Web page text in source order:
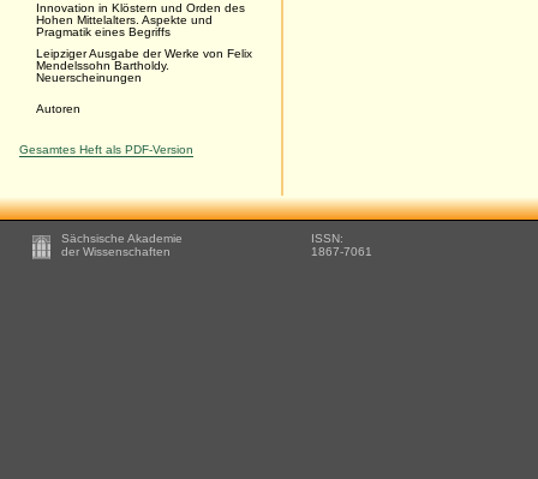
Innovation in Klöstern und Orden des
Hohen Mittelalters. Aspekte und
Pragmatik eines Begriffs
Leipziger Ausgabe der Werke von Felix
Mendelssohn Bartholdy.
Neuerscheinungen
Autoren
Gesamtes Heft als PDF-Version
Footer
Sächsische Akademie
der Wissenschaften
ISSN:
1867-7061